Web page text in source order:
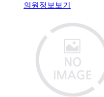
의원정보보기